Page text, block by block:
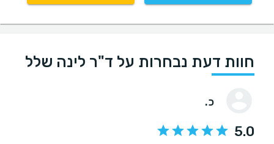
חוות דעת נבחרות על ד"ר לינה שלל
כ.
5.0